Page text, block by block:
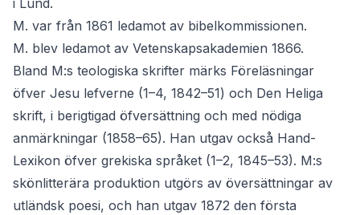
i Lund.
M. var från 1861 ledamot av bibelkommissionen.
M. blev ledamot av Vetenskapsakademien 1866.
Bland M:s teologiska skrifter märks Föreläsningar
öfver Jesu lefverne (1–4, 1842–51) och Den Heliga
skrift, i berigtigad öfversättning och med nödiga
anmärkningar (1858–65). Han utgav också Hand-
Lexikon öfver grekiska språket (1–2, 1845–53). M:s
skönlitterära produktion utgörs av översättningar av
utländsk poesi, och han utgav 1872 den första